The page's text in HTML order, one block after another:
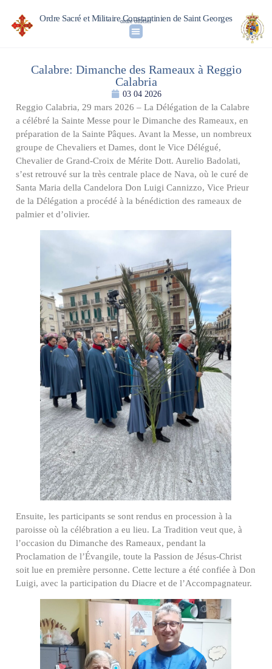
Ordre Sacré et Militaire Constantinien de Saint Georges
ordre officiel
Calabre: Dimanche des Rameaux à Reggio
Calabria
03 04 2026
Reggio Calabria, 29 mars 2026 – La Délégation de la Calabre
a célébré la Sainte Messe pour le Dimanche des Rameaux, en
préparation de la Sainte Pâques. Avant la Messe, un nombreux
groupe de Chevaliers et Dames, dont le Vice Délégué,
Chevalier de Grand-Croix de Mérite Dott. Aurelio Badolati,
s’est retrouvé sur la très centrale place de Nava, où le curé de
Santa Maria della Candelora Don Luigi Cannizzo, Vice Prieur
de la Délégation a procédé à la bénédiction des rameaux de
palmier et d’olivier.
Ensuite, les participants se sont rendus en procession à la
paroisse où la célébration a eu lieu. La Tradition veut que, à
l’occasion du Dimanche des Rameaux, pendant la
Proclamation de l’Évangile, toute la Passion de Jésus-Christ
soit lue en première personne. Cette lecture a été confiée à Don
Luigi, avec la participation du Diacre et de l’Accompagnateur.